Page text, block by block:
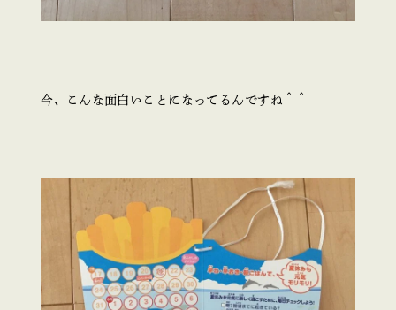
今、こんな面白いことになってるんですね＾＾